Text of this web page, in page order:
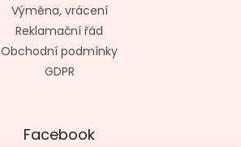
Výměna, vrácení
Reklamační řád
Obchodní podmínky
GDPR
Facebook